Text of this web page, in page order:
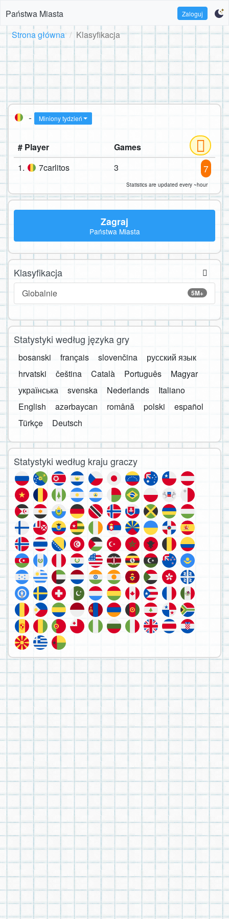
Państwa Miasta Zaloguj
Strona główna Klasyfikacja
- Miniony tydzień
# Player
Games
1.
7carlitos 3 7
Statistics are updated every ~hour
Zagraj
Państwa Miasta
Klasyfikacja
5M+
Globalnie
Statystyki według języka gry
bosanski français slovenčina
русский язык
hrvatski
čeština Català Português
Magyar
українська
svenska Nederlands
Italiano
English
azərbaycan română polski
español
Türkçe
Deutsch
Statystyki według kraju graczy